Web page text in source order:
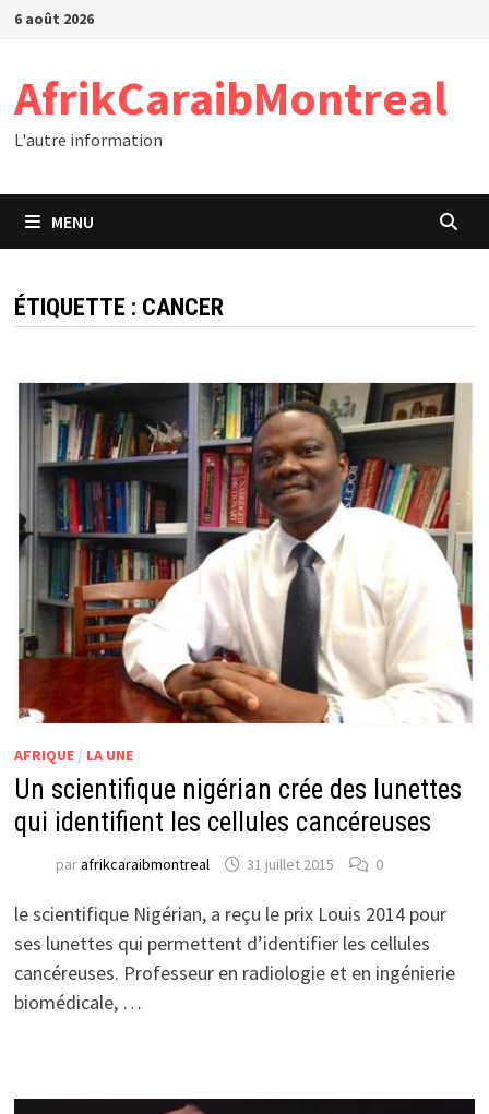
Passer
6 août 2026
AfrikCaraibMontreal
L'autre information
MENU
ÉTIQUETTE : CANCER
AFRIQUE/ LA UNE
Un scientifique nigérian crée des lunettes
qui identifient les cellules cancéreuses
parafrikcaraibmontreal 31 juillet 2015 0
le scientifique Nigérian, a reçu le prix Louis 2014 pour
ses lunettes qui permettent d’identifier les cellules
cancéreuses. Professeur en radiologie et en ingénierie
biomédicale, …